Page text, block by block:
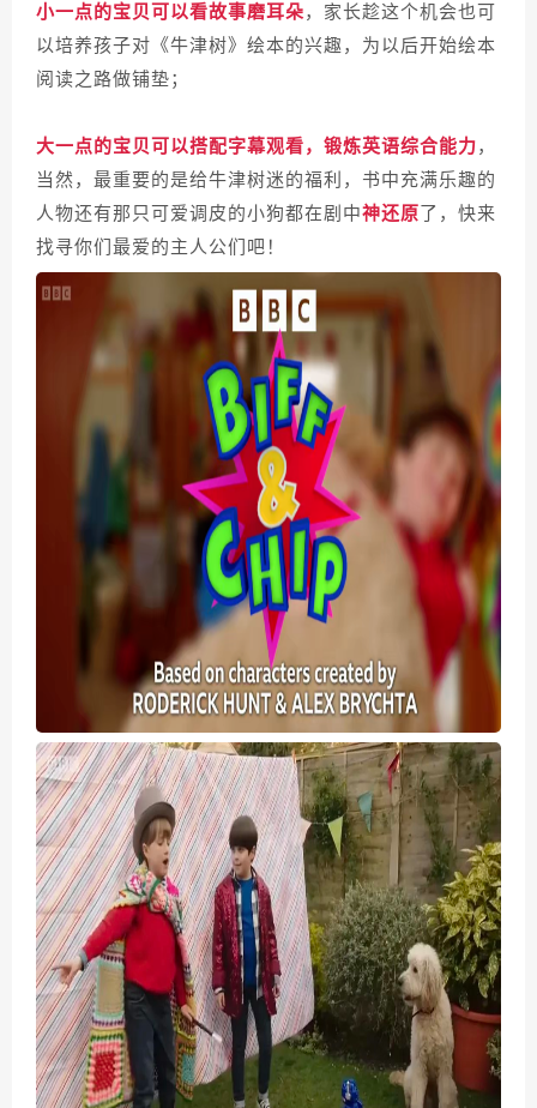
小一点的宝贝可以看故事磨耳朵，家长趁这个机会也可
以培养孩子对《牛津树》绘本的兴趣，为以后开始绘本
阅读之路做铺垫；
大一点的宝贝可以搭配字幕观看，锻炼英语综合能力，
当然，最重要的是给牛津树迷的福利，书中充满乐趣的
人物还有那只可爱调皮的小狗都在剧中神还原了，快来
找寻你们最爱的主人公们吧！